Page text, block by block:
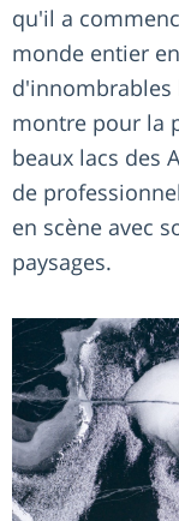
qu'il a
monde entier
d'innombrables
montre pour la
beaux lacs des
de
en scène avec
paysages.